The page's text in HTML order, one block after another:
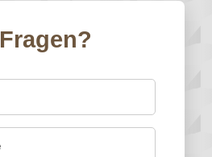
Fragen?